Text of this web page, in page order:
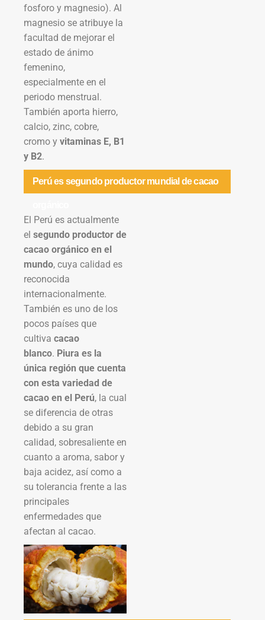
fosforo y magnesio). Al
magnesio se atribuye la
facultad de mejorar el
estado de ánimo
femenino,
especialmente en el
periodo menstrual.
También aporta hierro,
calcio, zinc, cobre,
cromo y vitaminas E, B1
y B2.
Perú es segundo productor mundial de cacao
El Perú es actualmente
el segundo productor de
cacao orgánico en el
mundo, cuya calidad es
reconocida
internacionalmente.
También es uno de los
pocos países que
cultiva cacao
blanco. Piura es la
única región que cuenta
con esta variedad de
cacao en el Perú, la cual
se diferencia de otras
debido a su gran
calidad, sobresaliente en
cuanto a aroma, sabor y
baja acidez, así como a
su tolerancia frente a las
principales
enfermedades que
afectan al cacao.